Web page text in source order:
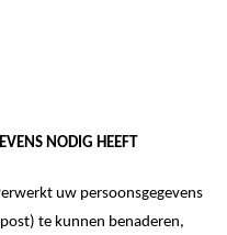
NODIG HEEFT
uw persoonsgegevens
te kunnen benaderen,